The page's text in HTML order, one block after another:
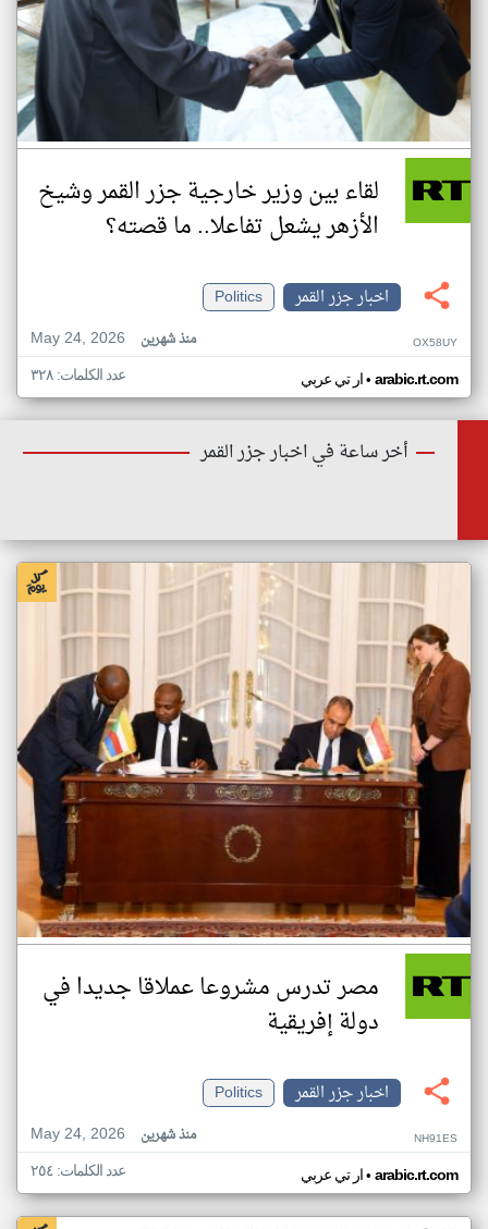
لقاء بين وزير خارجية جزر القمر وشيخ
الأزهر يشعل تفاعلا.. ما قصته؟
اخبار جزر القمر
Politics
May 24, 2026
منذ شهرين OX58UY
ار تي عربي• arabic.rt.com عدد الكلمات: ٣٢٨
أخر ساعة في اخبار جزر القمر
مصر تدرس مشروعا عملاقا جديدا في
دولة إفريقية
اخبار جزر القمر
Politics
May 24, 2026
منذ شهرين NH91ES
ار تي عربي• arabic.rt.com عدد الكلمات: ٢٥٤